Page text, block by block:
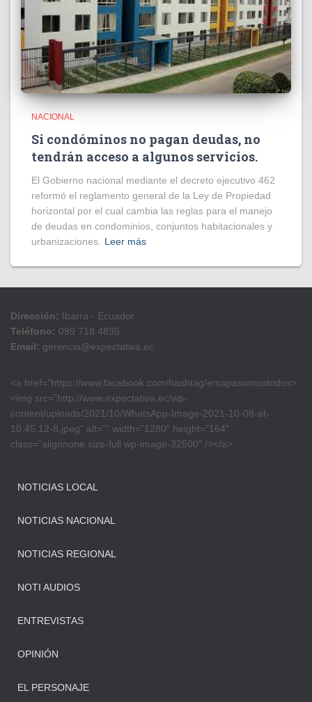
NACIONAL
Si condóminos no pagan deudas, no
tendrán acceso a algunos servicios.
El Gobierno nacional mediante el decreto ejecutivo 462
reformó el reglamento general de la Ley de Propiedad
horizontal por el cual cambia las reglas para el manejo
de deudas en condominios, conjuntos habitacionales y
urbanizaciones. Leer más
Dirección: Ibarra - Ecuador
Teléfono: 099 718 4835
Email: gerencia@expectativa.ec
<a href=”https://www.facebook.com/hashtag/emapasomostodos>
<img src=”http://www.expectativa.ec/wp-
content/uploads/2021/10/WhatsApp-Image-2021-10-08-at-
10.45.12-8.jpeg” alt=”” width=”1280″ height=”164″
class=”alignnone size-full wp-image-32500″ /></a>
NOTICIAS LOCAL
NOTICIAS NACIONAL
NOTICIAS REGIONAL
NOTI AUDIOS
ENTREVISTAS
OPINIÓN
EL PERSONAJE